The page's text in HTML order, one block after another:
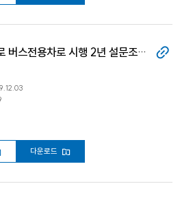
영동고속도로 버스전용차로 시행 2년 설문조사 및 통행량 분석
다운로드